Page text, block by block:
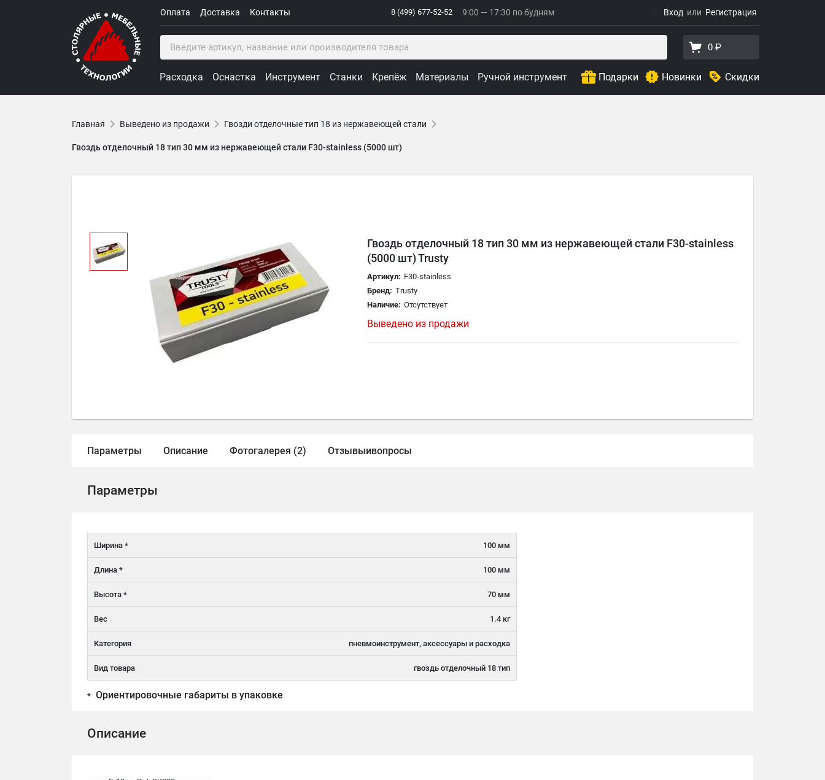
Оплата Доставка Контакты Вход Регистрация
8 (499) 677-52-52 9:00 — 17:30 по будням
0 ₽
Расходка Оснастка Инструмент Станки Крепёж Материалы Ручной инструмент Подарки Новинки Скидки
Главная Выведено из продажи Гвозди отделочные тип 18 из нержавеющей стали
Гвоздь отделочный 18 тип 30 мм из нержавеющей стали F30-stainless (5000 шт)
Гвоздь отделочный 18 тип 30 мм из нержавеющей стали F30-stainless
(5000 шт) Trusty
Артикул: F30-stainless
Бренд: Trusty
Наличие: Отсутствует
Выведено из продажи
Параметры Описание Фотогалерея (2) Отзывыивопросы
Параметры
Ширина * 100 мм
Длина * 100 мм
Высота * 70 мм
Вес 1.4 кг
Категория пневмоинструмент, аксессуары и расходка
Вид товара гвоздь отделочный 18 тип
* Ориентировочные габариты в упаковке
Описание